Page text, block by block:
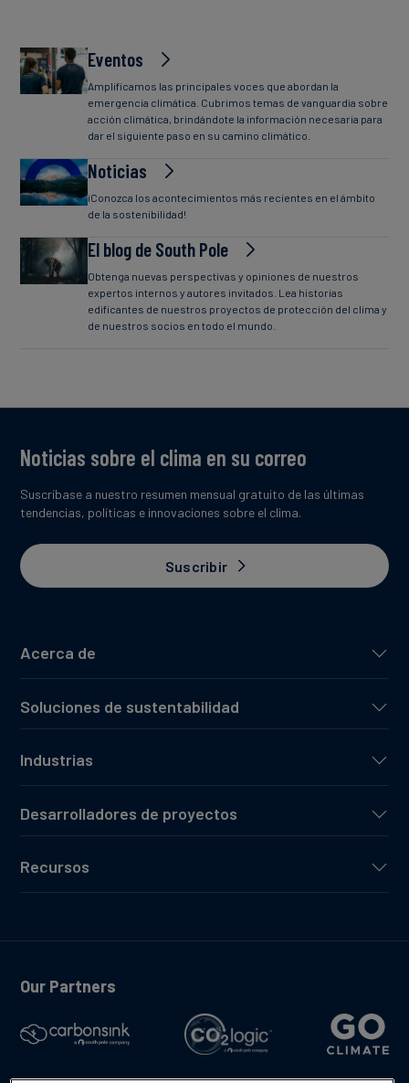
Eventos
Amplificamos las principales voces que abordan la
emergencia climática. Cubrimos temas de vanguardia sobre
acción climática, brindándote la información necesaria para
dar el siguiente paso en su camino climático.
Noticias
¡Conozca los acontecimientos más recientes en el ámbito
de la sostenibilidad!
El blog de South Pole
Obtenga nuevas perspectivas y opiniones de nuestros
expertos internos y autores invitados. Lea historias
edificantes de nuestros proyectos de protección del clima y
de nuestros socios en todo el mundo.
Acerca de
Soluciones de sustentabilidad
Industrias
Desarrolladores de proyectos
Recursos
Noticias sobre el clima en su correo
Suscríbase a nuestro resumen mensual gratuito de las últimas
tendencias, políticas e innovaciones sobre el clima.
Suscribir
Our Partners